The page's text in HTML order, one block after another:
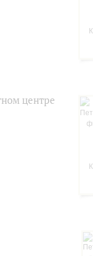
центре